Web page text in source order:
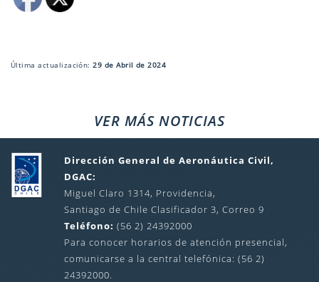
Última actualización:29 de Abril de 2024
VER MÁS NOTICIAS
Dirección General de Aeronáutica Civil,
DGAC:
Miguel Claro 1314, Providencia,
Santiago de Chile Clasificador 3, Correo 9
Teléfono: (56 2) 24392000
Para conocer horarios de atención presencial,
comunicarse a la central telefónica: (56 2)
24392000.